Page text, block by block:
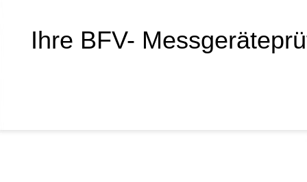
Ihre BFV-